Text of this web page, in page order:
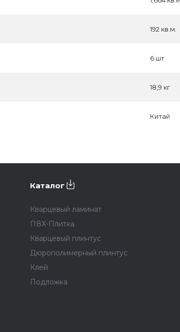
192 кв.м.
6 шт
18,9 кг
Китай
Каталог
Кварцевый ламинат
ПВХ-Плитка
Кварцевый плинтус
Дюрополимерный плинтус
Клей
Подложка